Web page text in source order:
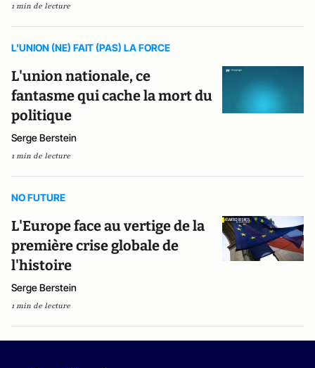
1 min de lecture
L'UNION (NE) FAIT (PAS) LA FORCE
L'union nationale, ce
fantasme qui cache la mort du
politique
Serge Berstein
1 min de lecture
NO FUTURE
L'Europe face au vertige de la
première crise globale de
l'histoire
Serge Berstein
1 min de lecture